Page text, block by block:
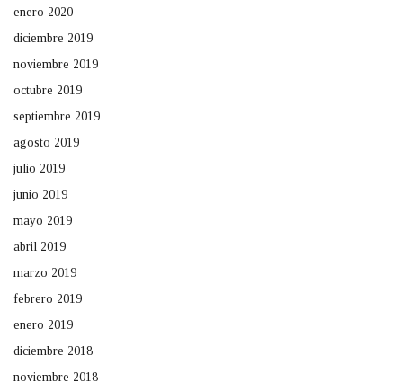
enero 2020
diciembre 2019
noviembre 2019
octubre 2019
septiembre 2019
agosto 2019
julio 2019
junio 2019
mayo 2019
abril 2019
marzo 2019
febrero 2019
enero 2019
diciembre 2018
noviembre 2018